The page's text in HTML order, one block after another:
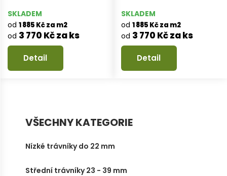
od 1 885 Kč za m2
od 3 770 Kč za ks
Detail
SKLADEM
od 1 885 Kč za m2
od 3 770 Kč za ks
Detail
SKLADEM
VŠECHNY KATEGORIE
Nízké trávníky do 22 mm
Střední trávníky 23 - 39 mm